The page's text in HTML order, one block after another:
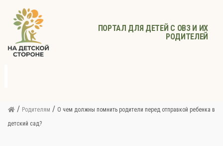
ПОРТАЛ ДЛЯ ДЕТЕЙ С ОВЗ И ИХ
РОДИТЕЛЕЙ
/ Родителям / О чем должны помнить родители перед отправкой ребенка в
детский сад?